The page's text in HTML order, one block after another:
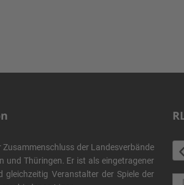
Zusammenschluss der Landesverbände
und Thüringen. Er ist als eingetragener
gleichzeitig Veranstalter der Spiele der